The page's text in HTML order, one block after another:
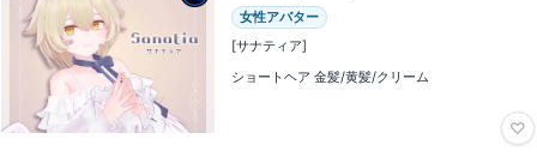
女性アバター
[サナティア]
ショートヘア 金髪/黄髪/クリーム
♡